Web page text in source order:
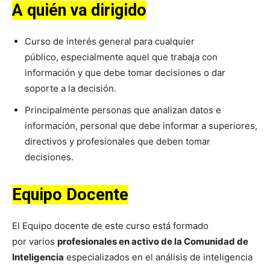
A quién va dirigido
Curso de interés general para cualquier
público, especialmente aquel que trabaja con
información y que debe tomar decisiones o dar
soporte a la decisión.
Principalmente personas que analizan datos e
información, personal que debe informar a superiores,
directivos y profesionales que deben tomar
decisiones.
Equipo Docente
El Equipo docente de este curso está formado
por varios profesionales en activo de la Comunidad de
Inteligencia especializados en el análisis de inteligencia